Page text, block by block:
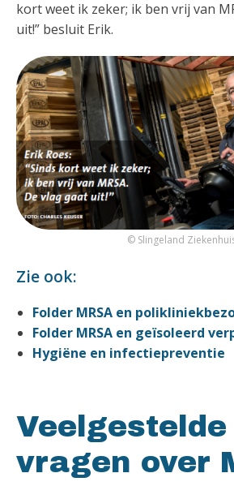
kort weet ik zeker; ik ben vrij van
uit!” besluit Erik.
© Slingeland
Zie ook:
Folder MRSA en
Folder MRSA en geïsoleerd
Hygiëne en infectiepreventie
Veelgestelde
vragen over